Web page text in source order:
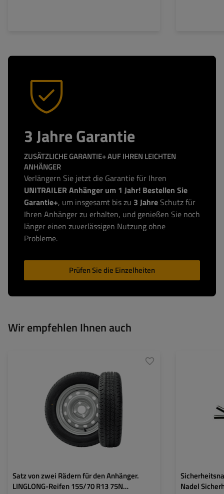
3 Jahre Garantie
ZUSÄTZLICHE GARANTIE+ AUF IHREN LEICHTEN
ANHÄNGER
Verlängern Sie jetzt die Garantie für Ihren
UNITRAILER Anhänger um 1 Jahr! Bestellen Sie
Garantie+, um insgesamt bis zu 3 Jahre Schutz für
Ihren Anhänger zu erhalten, und genießen Sie noch
länger einen zuverlässigen Nutzung ohne
Probleme.
Prüfen Sie die Einzelheiten
Wir empfehlen Ihnen auch
Satz von zwei Rädern für den Anhänger.
LINGLONG-Reifen 155/70 R13 75N
Felgendurchmesser:
13"
4x100
Einpresstiefe (ET):
30
Nadel